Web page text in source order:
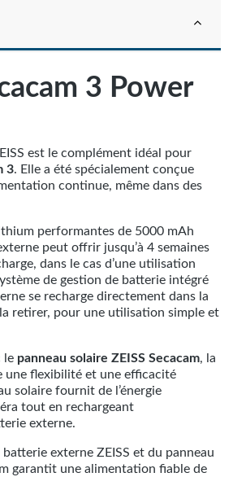
3 Power
est le complément idéal pour
3. Elle a été spécialement conçue
continue, même dans des
performantes de 5000 mAh
peut offrir jusqu’à 4 semaines
dans le cas d’une utilisation
de gestion de batterie intégré
se recharge directement dans la
retirer, pour une utilisation simple et
le panneau solaire ZEISS Secacam, la
une flexibilité et une efficacité
solaire fournit de l’énergie
tout en rechargeant
externe.
batterie externe ZEISS et du panneau
garantit une alimentation fiable de